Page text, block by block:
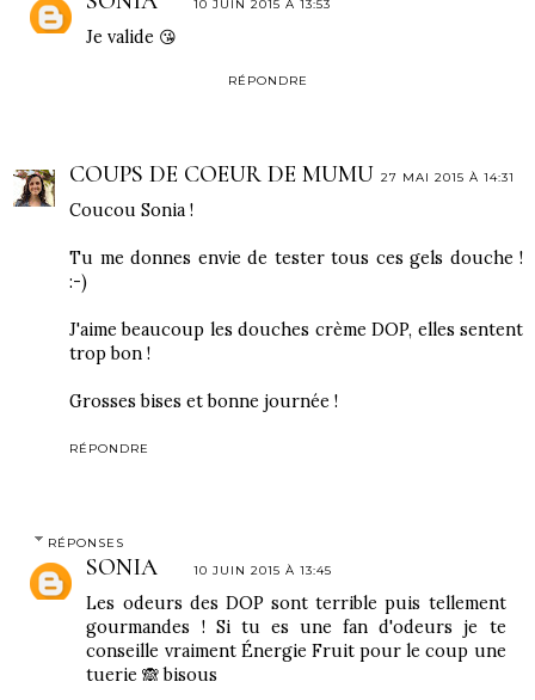
10 JUIN 2015 À 13:53
Je valide 😘
RÉPONDRE
COUPS DE COEUR DE MUMU 27 MAI 2015 À 14:31
Coucou Sonia !
Tu me donnes envie de tester tous ces gels douche !
:-)
J'aime beaucoup les douches crème DOP, elles sentent
trop bon !
Grosses bises et bonne journée !
RÉPONDRE
RÉPONSES
SONIA 10 JUIN 2015 À 13:45
Les odeurs des DOP sont terrible puis tellement
gourmandes ! Si tu es une fan d'odeurs je te
conseille vraiment Énergie Fruit pour le coup une
tuerie 🙈 bisous